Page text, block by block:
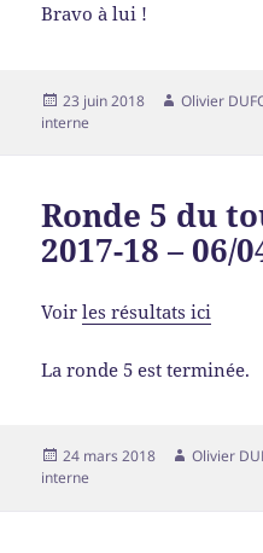
Bravo à lui !
23 juin 2018 Olivier
interne
Ronde 5 du
2017-18 – 06/
Voirles résultats ici
La ronde 5 est terminée.
24 mars 2018 Olivier
interne